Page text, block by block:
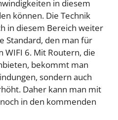
in diesem
können. Die Technik
in diesem Bereich weiter
Standard, den man für
WIFI 6. Mit Routern, die
bekommt man
sondern auch
Daher kann man mit
in den kommenden